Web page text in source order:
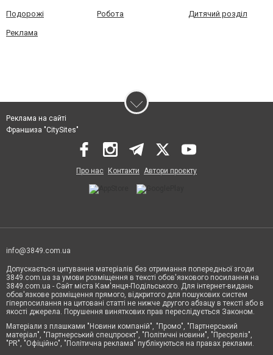
Подорожі Робота Дитячий розділ
Реклама
Реклама на сайті
Франшиза "CitySites"
Про нас Контакти Автори проєкту
info@3849.com.ua
Допускається цитування матеріалів без отримання попередньої згоди
3849.com.ua за умови розміщення в тексті обов'язкового посилання на
3849.com.ua - Сайт міста Кам'янця-Подільського. Для інтернет-видань
обов'язкове розміщення прямого, відкритого для пошукових систем
гіперпосилання на цитовані статті не нижче другого абзацу в тексті або в
якості джерела. Порушення виняткових прав переслідується Законом.
Матеріали з плашками "Новини компаній", "Промо", "Партнерський
матеріал", "Партнерський спецпроєкт", "Політичні новини", "Пресреліз",
"PR", "Офіційно", "Політична реклама" публікуються на правах реклами.